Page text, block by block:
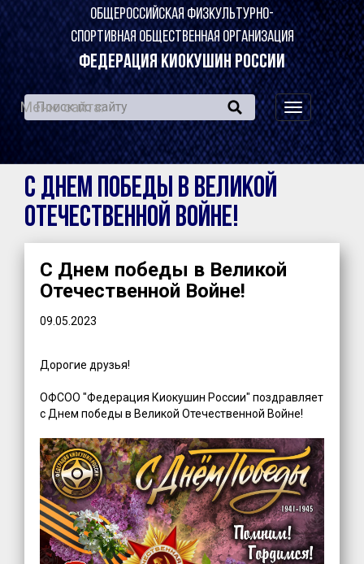
ОБЩЕРОССИЙСКАЯ ФИЗКУЛЬТУРНО-
СПОРТИВНАЯ ОБЩЕСТВЕННАЯ ОРГАНИЗАЦИЯ
ФЕДЕРАЦИЯ КИОКУШИН РОССИИ
навигация
по
сайту
Меню сайта:
С Днем победы в Великой
Отечественной Войне!
С Днем победы в Великой
Отечественной Войне!
09.05.2023
Дорогие друзья!
ОФСОО "Федерация Киокушин России" поздравляет
с Днем победы в Великой Отечественной Войне!